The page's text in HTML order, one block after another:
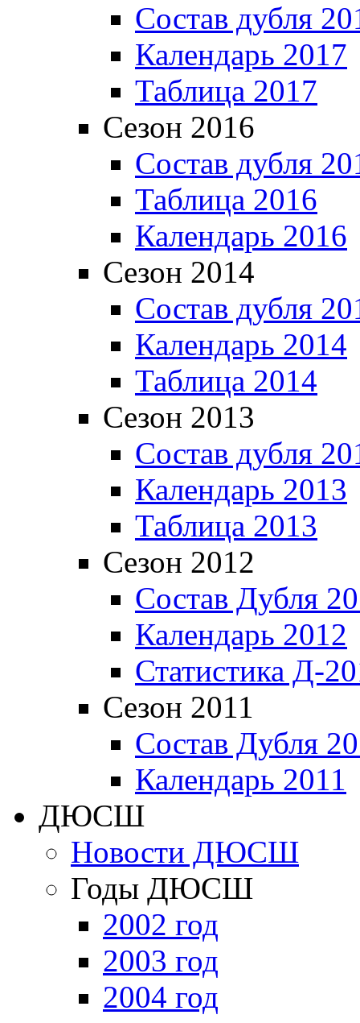
Состав дубля
Календарь 2017
Таблица 2017
Сезон 2016
Состав дубля
Таблица 2016
Календарь 2016
Сезон 2014
Состав дубля
Календарь 2014
Таблица 2014
Сезон 2013
Состав дубля
Календарь 2013
Таблица 2013
Сезон 2012
Состав Дубля
Календарь 2012
Статистика Д-
Сезон 2011
Состав Дубля
Календарь 2011
ДЮСШ
Новости ДЮСШ
Годы ДЮСШ
2002 год
2003 год
2004 год